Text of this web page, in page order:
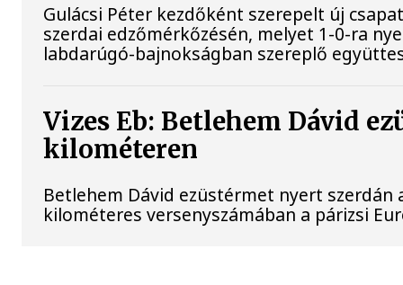
Gulácsi Péter kezdőként szerepelt új
szerdai edzőmérkőzésén, melyet 1-0-ra
labdarúgó-bajnokságban szereplő
Vizes Eb: Betlehem Dávid
kilométeren
Betlehem Dávid ezüstérmet nyert szerdán
kilométeres versenyszámában a párizsi